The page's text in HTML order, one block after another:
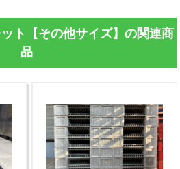
ト【その他サイズ】の関連商
品